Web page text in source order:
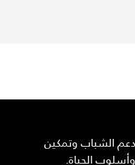
الشباب وتمكين
الحياة.